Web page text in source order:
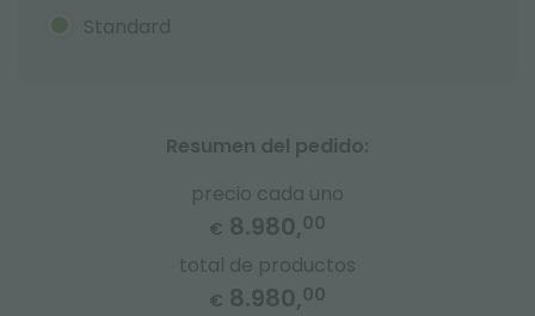
Standard
Resumen del pedido:
precio cada uno
€ 8.980,00
total de productos
€ 8.980,00